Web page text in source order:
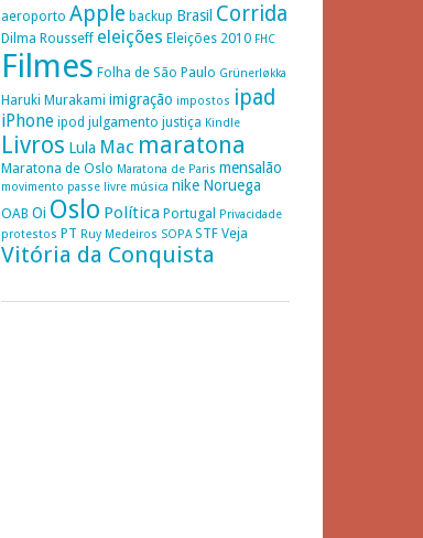
aeroporto Apple backup Brasil Corrida
Dilma Rousseff eleições Eleições 2010 FHC
Filmes Folha de São Paulo Grünerløkka
Haruki Murakami imigração impostos ipad
iPhone ipod julgamento justiça Kindle
Livros Lula Mac maratona
Maratona de Oslo Maratona de Paris mensalão
movimento passe livre música nike Noruega
OAB Oi Oslo Política Portugal
Privacidade
protestos PT Ruy Medeiros SOPA STF Veja
Vitória da Conquista